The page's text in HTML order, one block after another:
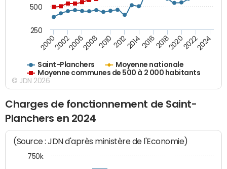
Saint-Planchers
Moyenne nationale
Moyenne communes de 500 à 2 000 habitants
200020022006200820102012201420162018202020222024
250
500
© JDN 2026
Charges de fonctionnement de Saint-
Planchers en 2024
(Source : JDN d'après ministère de l'Economie)
750k